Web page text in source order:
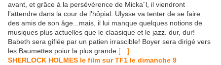
avant, et grâce à la persévérence de Micka¨l, il viendront
l'attendre dans la cour de l'hôpial. Ulysse va tenter de se faire
des amis de son âge...mais, il lui manque quelques notions de
musiques plus actuelles que le claasique et le jazz. dur, dur!
Babeth sera giflée par un patien irrascible! Boyer sera dirigé vers
les Baumettes poiur la plus grande […]
SHERLOCK HOLMES le film sur TF1 le dimanche 9